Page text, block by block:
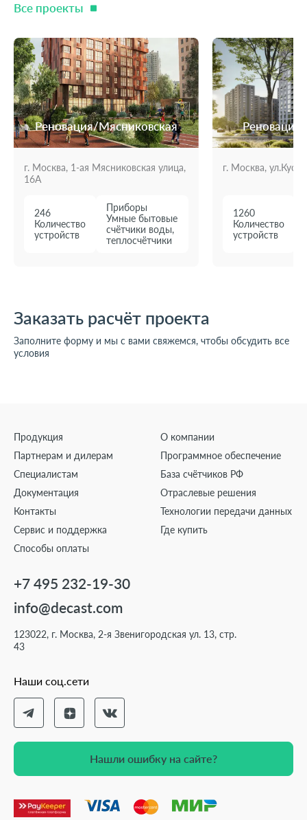
Все проекты
Реновация/Мясниковская
г. Москва, 1-ая Мясниковская улица,
16А
246
Количество
устройств
Приборы
Умные бытовые
счётчики воды,
теплосчётчики
г. Москва,
1260
Количество
устройств
Заказать расчёт проекта
Заполните форму и мы с вами свяжемся, чтобы обсудить все
условия
Продукция
О компании
Партнерам и дилерам
Программное обеспечение
Специалистам
База счётчиков РФ
Документация
Отраслевые решения
Контакты
Технологии передачи данных
Сервис и поддержка
Где купить
Способы оплаты
+7 495 232-19-30
info@decast.com
123022, г. Москва, 2-я Звенигородская ул. 13, стр.
43
Наши соц.сети
Нашли ошибку на сайте?